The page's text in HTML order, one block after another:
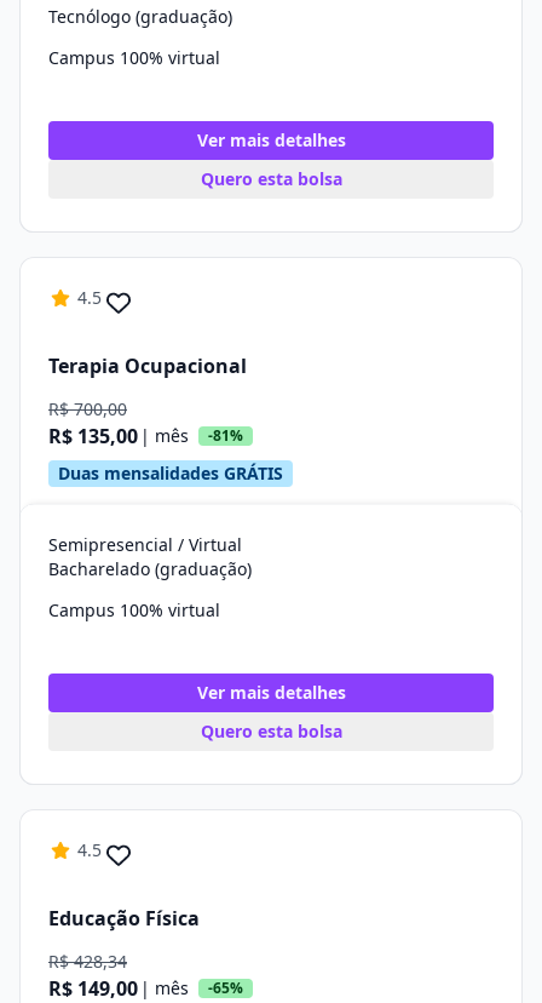
Tecnólogo (graduação)
Campus 100% virtual
Ver mais detalhes
Quero esta bolsa
4.5
Terapia Ocupacional
R$ 700,00
R$ 135,00 | mês -81%
Duas mensalidades GRÁTIS
Semipresencial / Virtual
Bacharelado (graduação)
Campus 100% virtual
Ver mais detalhes
Quero esta bolsa
4.5
Educação Física
R$ 428,34
R$ 149,00 | mês -65%